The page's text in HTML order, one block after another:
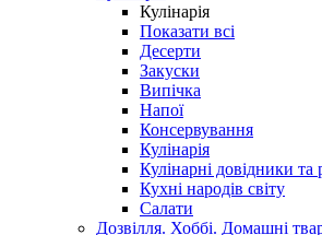
Кулінарія
Показати всі
Десерти
Закуски
Випічка
Напої
Консервування
Кулінарія
Кулінарні довідники та
Кухні народів світу
Салати
Дозвілля. Хоббі. Домашні